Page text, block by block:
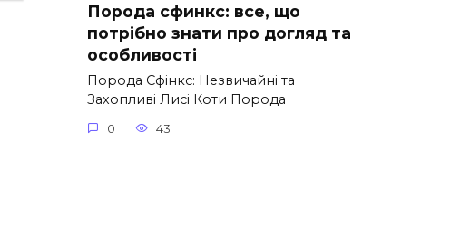
Порода сфинкс: все, що
потрібно знати про догляд та
особливості
Порода Сфінкс: Незвичайні та
Захопливі Лисі Коти Порода
0 43